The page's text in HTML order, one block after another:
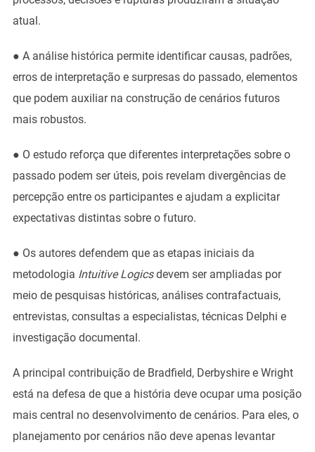
atual.
● A análise histórica permite identificar causas, padrões,
erros de interpretação e surpresas do passado, elementos
que podem auxiliar na construção de cenários futuros
mais robustos.
● O estudo reforça que diferentes interpretações sobre o
passado podem ser úteis, pois revelam divergências de
percepção entre os participantes e ajudam a explicitar
expectativas distintas sobre o futuro.
● Os autores defendem que as etapas iniciais da
metodologia Intuitive Logicsdevem ser ampliadas por
meio de pesquisas históricas, análises contrafactuais,
entrevistas, consultas a especialistas, técnicas Delphi e
investigação documental.
A principal contribuição de Bradfield, Derbyshire e Wright
está na defesa de que a história deve ocupar uma posição
mais central no desenvolvimento de cenários. Para eles, o
planejamento por cenários não deve apenas levantar